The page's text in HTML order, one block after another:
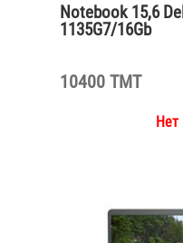
Notebook 15,6
1135G7/16Gb
10400 TMT
Нет